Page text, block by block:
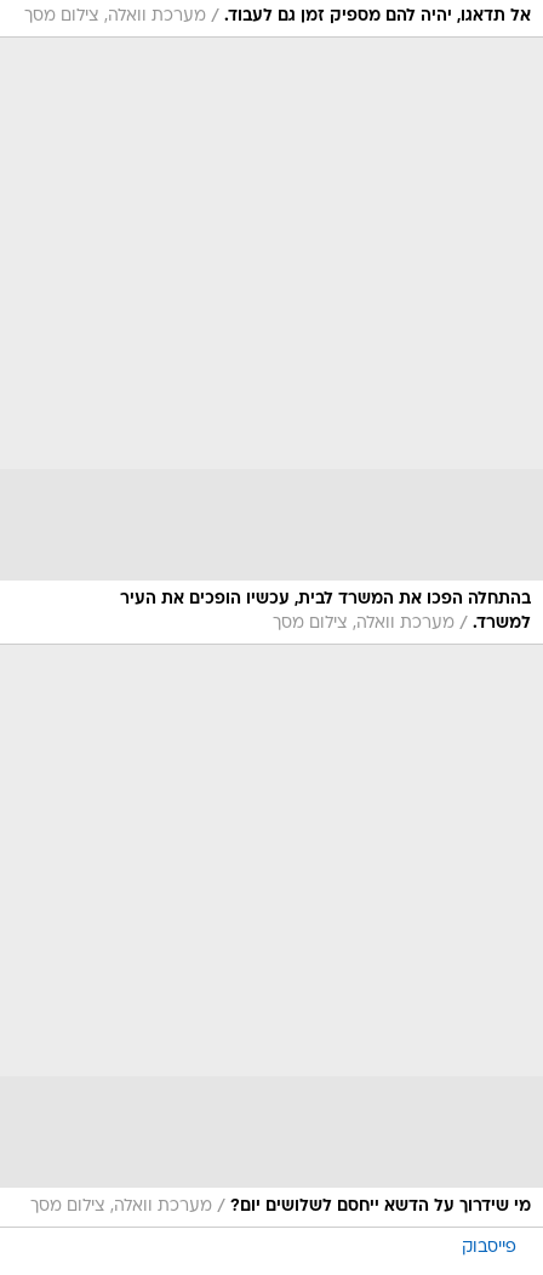
אל תדאגו, יהיה להם מספיק זמן גם לעבוד. / מערכת וואלה, צילום מסך
בהתחלה הפכו את המשרד לבית, עכשיו הופכים את העיר
למשרד. / מערכת וואלה, צילום מסך
מי שידרוך על הדשא ייחסם לשלושים יום? / מערכת וואלה, צילום מסך
פייסבוק